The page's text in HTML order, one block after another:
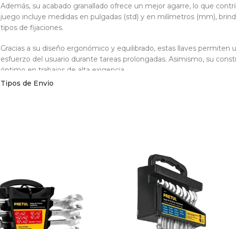
Además, su acabado granallado ofrece un mejor agarre, lo que
juego incluye medidas en pulgadas (std) y en milímetros (mm),
tipos de fijaciones.
Gracias a su diseño ergonómico y equilibrado, estas llaves
esfuerzo del usuario durante tareas prolongadas. Asimismo, su
óptimo en trabajos de alta exigencia.
Fabricadas en acero al cromo vanadio para mayor resistencia y
Acabado granallado que mejora el agarre y protege contra la corrosión
Diseño alargado que facilita el acceso a espacios reducidos
Juego de 10 llaves con medidas en pulgadas (std) y milímetros (mm)
Diseño ergonómico que reduce la fatiga durante el uso prolongado
Ideales para trabajos mecánicos, industriales y de mantenimiento
Tipos de Envio